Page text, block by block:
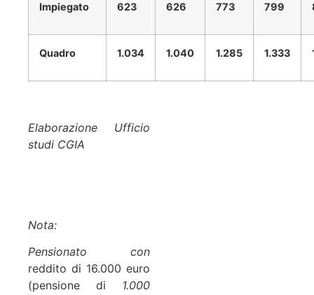
Impiegato 623 626 773 799
Quadro 1.034 1.040 1.285 1.333
Elaborazione Ufficio
studi CGIA
Nota:
Pensionato con
reddito di 16.000 euro
(pensione di 1.000